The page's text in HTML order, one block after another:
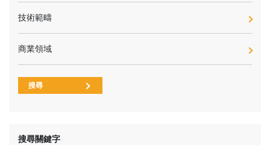
技術範疇
商業領域
搜尋
搜尋關鍵字